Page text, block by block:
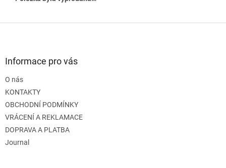
Informace pro vás
O nás
KONTAKTY
OBCHODNÍ PODMÍNKY
VRÁCENÍ A REKLAMACE
DOPRAVA A PLATBA
Journal